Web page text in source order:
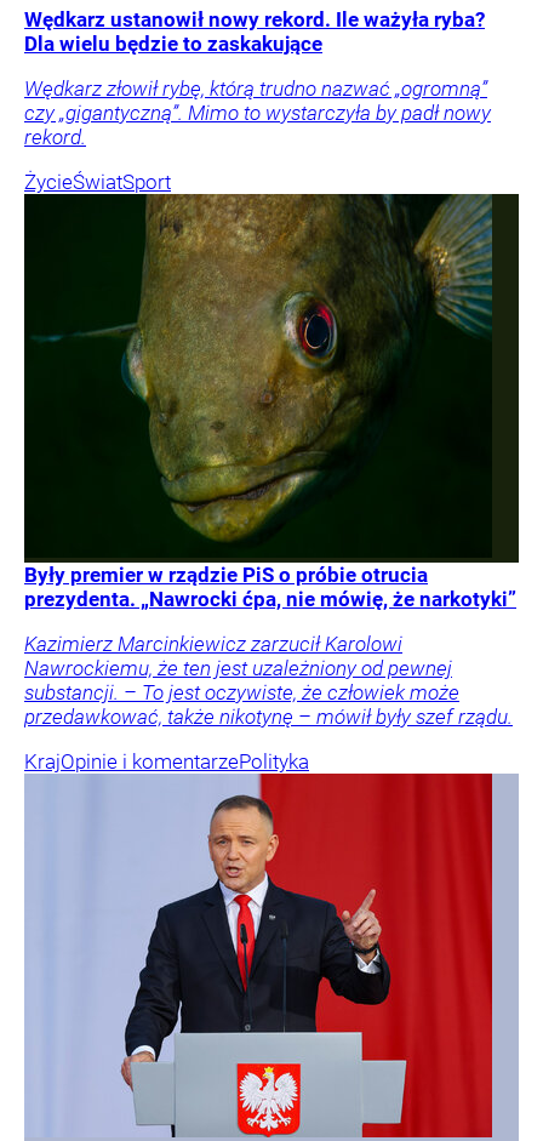
Wędkarz ustanowił nowy rekord. Ile ważyła ryba?
Dla wielu będzie to zaskakujące
Wędkarz złowił rybę, którą trudno nazwać „ogromną”
czy „gigantyczną”. Mimo to wystarczyła by padł nowy
rekord.
ŻycieŚwiatSport
Były premier w rządzie PiS o próbie otrucia
prezydenta. „Nawrocki ćpa, nie mówię, że narkotyki”
Kazimierz Marcinkiewicz zarzucił Karolowi
Nawrockiemu, że ten jest uzależniony od pewnej
substancji. – To jest oczywiste, że człowiek może
przedawkować, także nikotynę – mówił były szef rządu.
KrajOpinie i komentarzePolityka